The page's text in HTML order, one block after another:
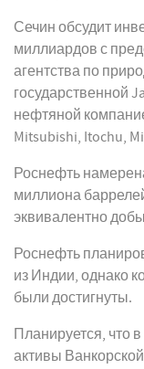
Сечин обсудит
миллиардов с
агентства по
государственной
нефтяной
Mitsubishi, Itochu,
Роснефть
миллиона баррелей
эквивалентно
Роснефть
из Индии, однако
были достигнуты.
Планируется, что
активы